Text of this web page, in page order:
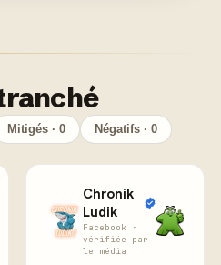
Mitigés · 0 Négatifs · 0
Chronik
Ludik
Facebook ·
vérifiée par
le média